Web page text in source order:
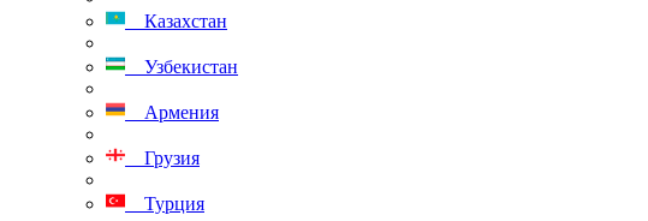
Казахстан
Узбекистан
Армения
Грузия
Турция